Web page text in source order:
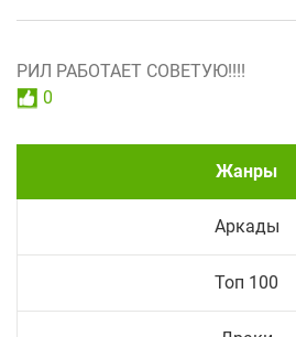
РИЛ РАБОТАЕТ СОВЕТУЮ!!!!
0
Жанры
Аркады
Топ 100